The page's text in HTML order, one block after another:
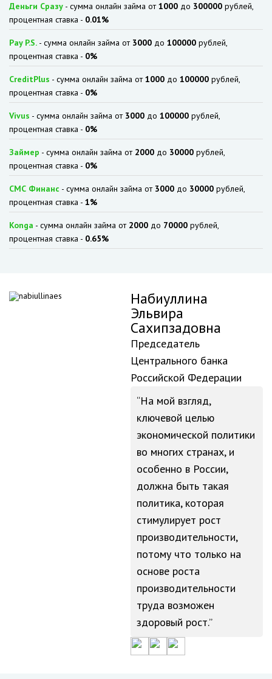
Деньги Сразу - сумма онлайн займа от1000 до 300000 рублей,
процентная ставка - 0.01%
Pay P.S. - сумма онлайн займа от 3000 до 100000 рублей,
процентная ставка - 0%
CreditPlus - сумма онлайн займа от1000 до 100000 рублей,
процентная ставка - 0%
Vivus - сумма онлайн займа от 3000 до 100000 рублей,
процентная ставка - 0%
Займер - сумма онлайн займа от 2000 до 30000 рублей,
процентная ставка - 0%
СМС Финанс - сумма онлайн займа от 3000 до 30000 рублей,
процентная ставка - 1%
Konga - сумма онлайн займа от 2000 до 70000 рублей,
процентная ставка - 0.65%
Набиуллина
Эльвира
Сахипзадовна
Председатель
Центрального банка
Российской Федерации
На мой взгляд,
ключевой целью
экономической политики
во многих странах, и
особенно в России,
должна быть такая
политика, которая
стимулирует рост
производительности,
потому что только на
основе роста
производительности
труда возможен
здоровый рост.